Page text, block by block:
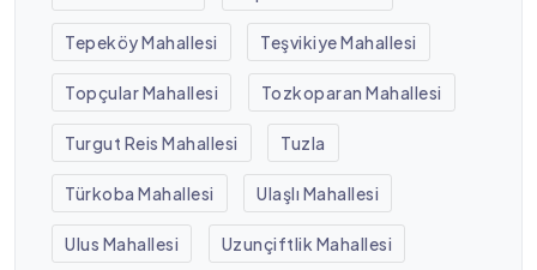
Tepeköy Mahallesi Teşvikiye Mahallesi
Topçular Mahallesi Tozkoparan Mahallesi
Turgut Reis Mahallesi Tuzla
Türkoba Mahallesi Ulaşlı Mahallesi
Ulus Mahallesi Uzunçiftlik Mahallesi